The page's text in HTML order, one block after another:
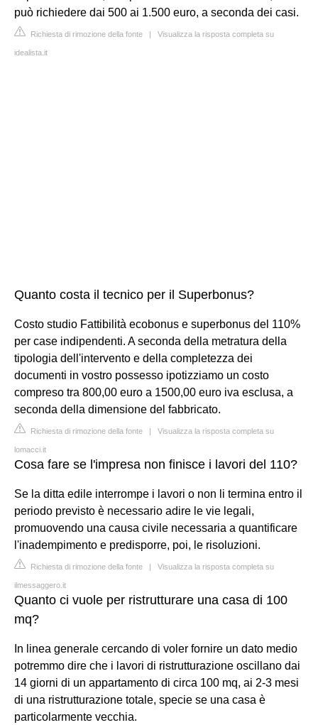
può richiedere dai 500 ai 1.500 euro, a seconda dei casi.
Richiesta di rimozione della fonte | Visualizza la risposta completa su
idealista.it
Quanto costa il tecnico per il Superbonus?
Costo studio Fattibilità ecobonus e superbonus del 110%
per case indipendenti. A seconda della metratura della
tipologia dell'intervento e della completezza dei
documenti in vostro possesso ipotizziamo un costo
compreso tra 800,00 euro a 1500,00 euro iva esclusa, a
seconda della dimensione del fabbricato.
Richiesta di rimozione della fonte | Visualizza la risposta completa su
lomacci.it
Cosa fare se l'impresa non finisce i lavori del 110?
Se la ditta edile interrompe i lavori o non li termina entro il
periodo previsto è necessario adire le vie legali,
promuovendo una causa civile necessaria a quantificare
l'inadempimento e predisporre, poi, le risoluzioni.
Richiesta di rimozione della fonte | Visualizza la risposta completa su
ilmessaggero.it
Quanto ci vuole per ristrutturare una casa di 100
mq?
In linea generale cercando di voler fornire un dato medio
potremmo dire che i lavori di ristrutturazione oscillano dai
14 giorni di un appartamento di circa 100 mq, ai 2-3 mesi
di una ristrutturazione totale, specie se una casa è
particolarmente vecchia.